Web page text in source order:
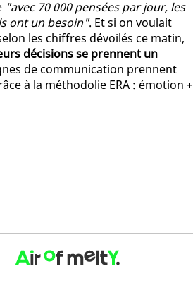
"avec 70 000 pensées par jour, les
ont un besoin". Et si on voulait
les chiffres dévoilés ce matin,
décisions se prennent un
de communication prennent
à la méthodolie ERA : émotion +